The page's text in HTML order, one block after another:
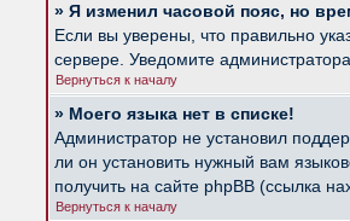
» Я изменил часовой пояс, но
Если вы уверены, что правильно
сервере. Уведомите
Вернуться к началу
» Моего языка нет в списке!
Администратор не установил
ли он установить нужный вам
получить на сайте phpBB (ссылка
Вернуться к началу